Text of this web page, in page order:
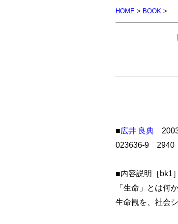
HOME> BOOK>
■広井 良典
023636-9 2940
■内容説明［bk1］
「生命」とは何
生命観を、社会